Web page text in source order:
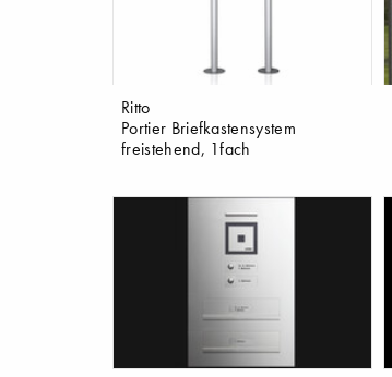
Ritto
Portier Briefkastensystem
freistehend, 1fach